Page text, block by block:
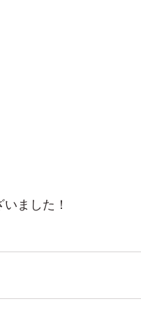
ました！